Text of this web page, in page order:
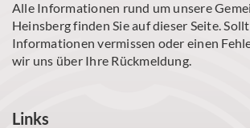
Alle Informationen rund um unsere
Heinsberg finden Sie auf dieser Seite.
Informationen vermissen oder einen
wir uns über Ihre Rückmeldung.
Links